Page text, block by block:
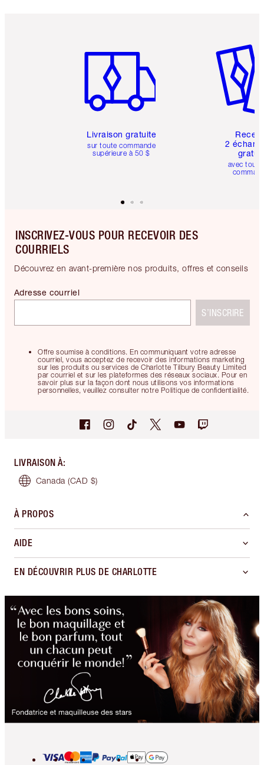
Livraison gratuite
sur toute commande
supérieure à 50 $
2
avec
INSCRIVEZ-VOUS POUR RECEVOIR DES
COURRIELS
Découvrez en avant-première nos produits, offres et conseils
Offre soumise à conditions. En communiquant votre adresse
courriel, vous acceptez de recevoir des informations marketing
sur les produits ou services de Charlotte Tilbury Beauty Limited
par courriel et sur les plateformes des réseaux sociaux. Pour en
savoir plus sur la façon dont nous utilisons vos informations
personnelles, veuillez consulter notre Politique de confidentialité.
Adresse courriel
S’INSCRIRE
LIVRAISON À:
Canada (CAD $)
À PROPOS
AIDE
EN DÉCOUVRIR PLUS DE CHARLOTTE